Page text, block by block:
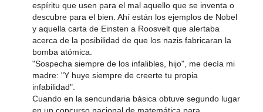
espíritu que usen para el mal aquello que se inventa o
descubre para el bien. Ahí están los ejemplos de Nobel
y aquella carta de Einsten a Roosvelt que alertaba
acerca de la posibilidad de que los nazis fabricaran la
bomba atómica.
"Sospecha siempre de los infalibles, hijo", me decía mi
madre: "Y huye siempre de creerte tu propia
infabilidad".
Cuando en la sencundaria básica obtuve segundo lugar